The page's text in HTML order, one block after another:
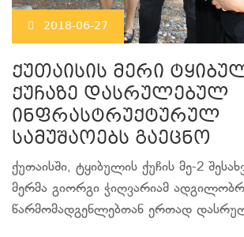
2018-06-27
ქუთაისის მერი
ქუჩაზე დასრულებულ
ინფრასტრუქტურულ
სამუშაოებს გაეცნო
ქუთაისში, ტყიბულის ქუჩის მე-2
მერმა გიორგი ჭიღვარიამ
წარმომადგენლებთან ერთად